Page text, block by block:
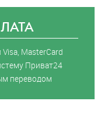
Visa, MasterCard
Приват24
переводом